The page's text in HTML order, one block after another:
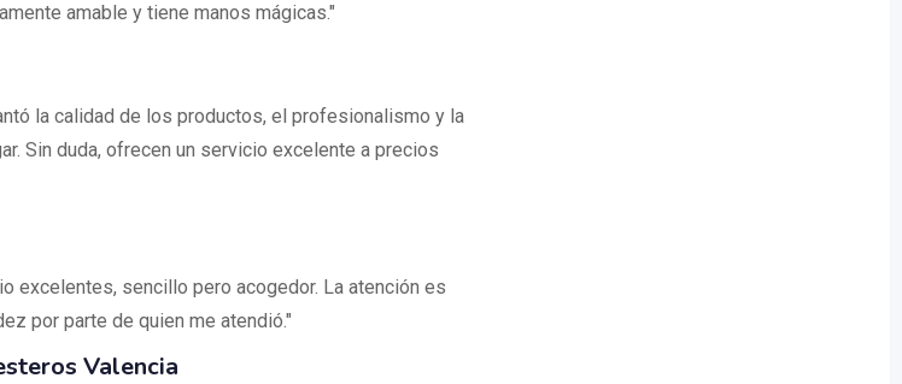
amable y tiene manos mágicas."
la calidad de los productos, el profesionalismo y la
Sin duda, ofrecen un servicio excelente a precios
excelentes, sencillo pero acogedor. La atención es
por parte de quien me atendió."
Valencia